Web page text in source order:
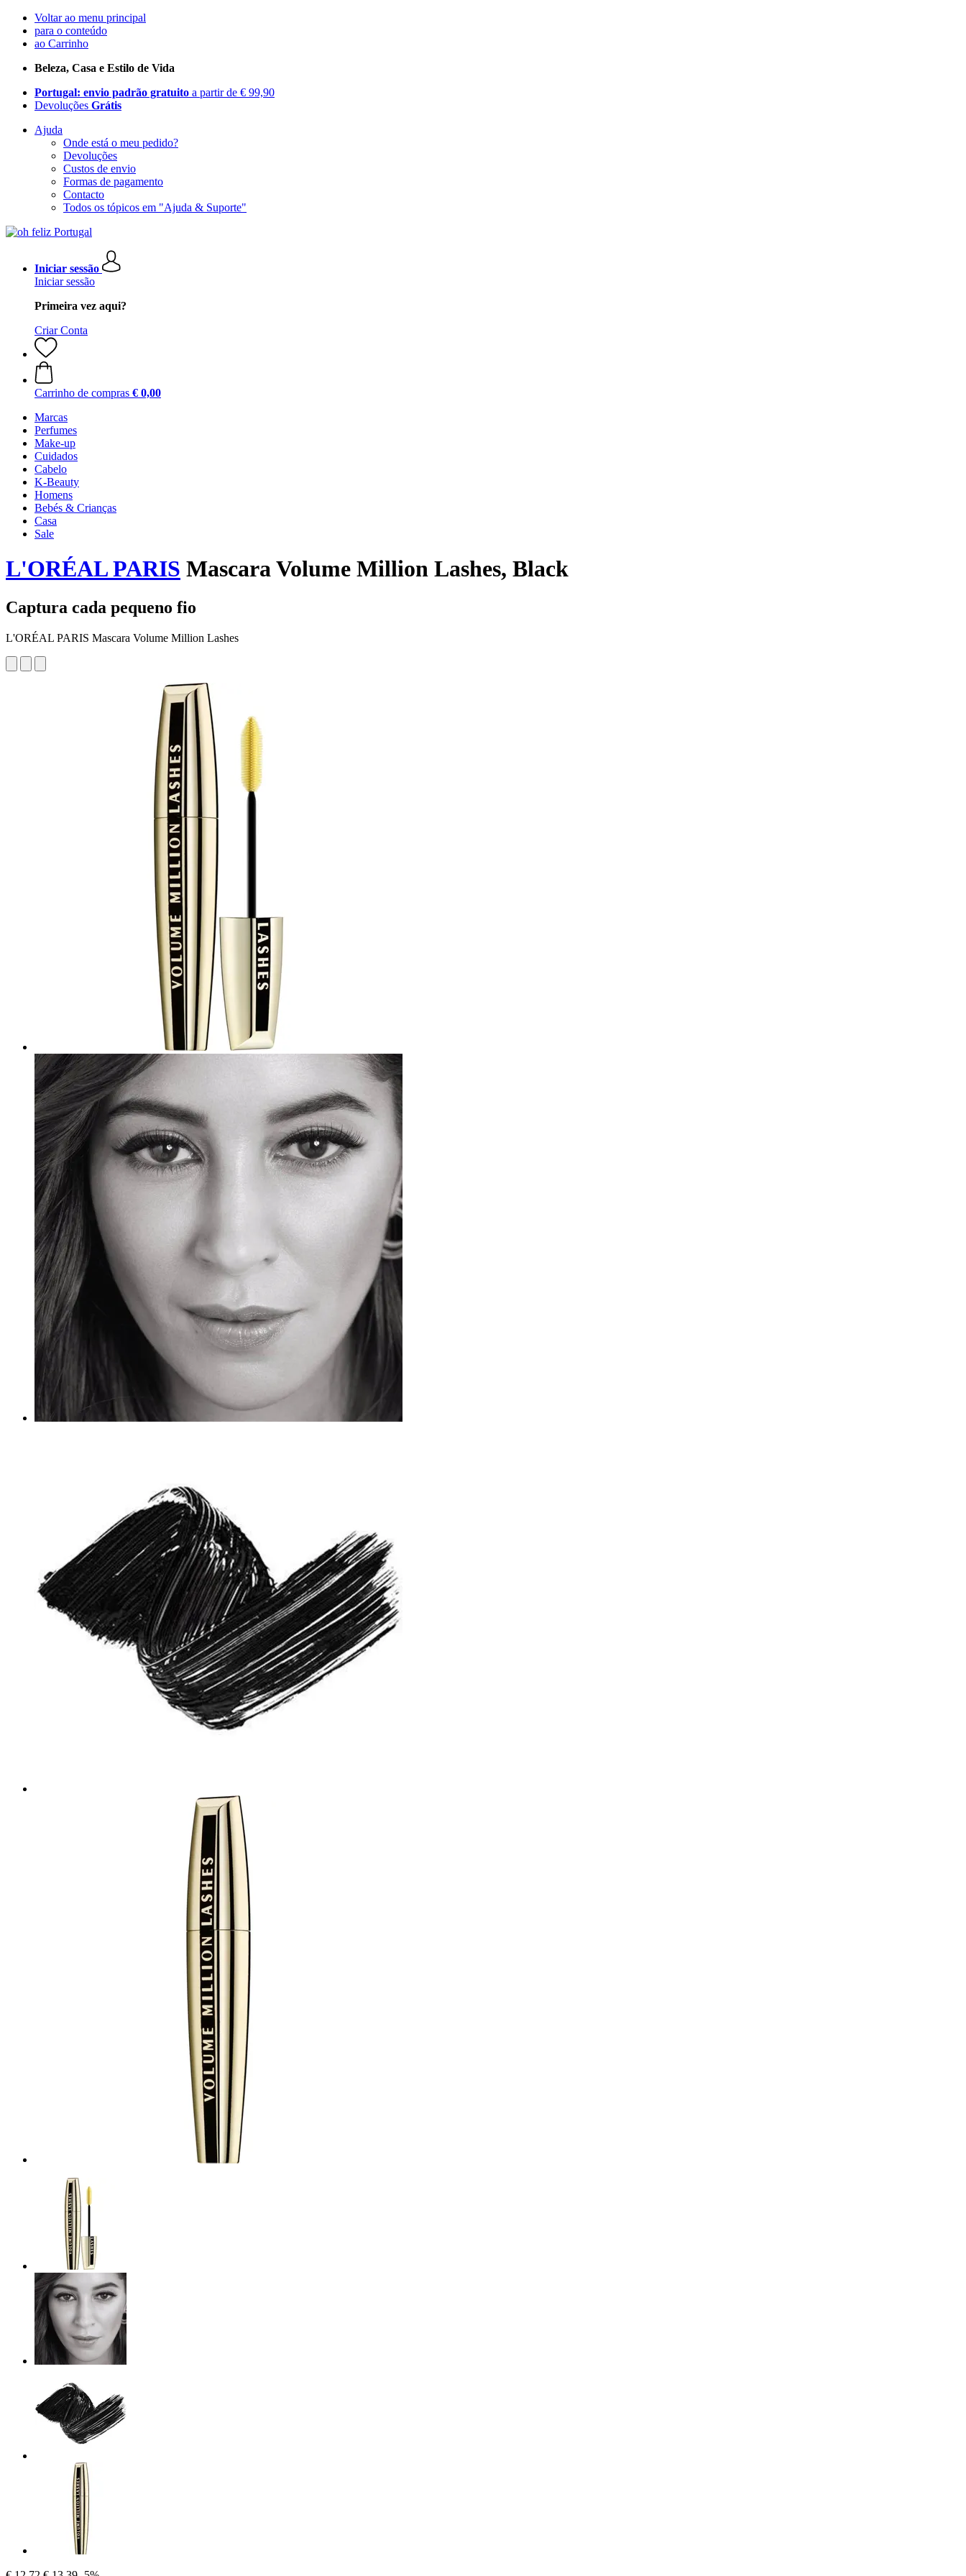
Voltar ao menu principal
para o conteúdo
ao Carrinho
Beleza, Casa e Estilo de Vida
Portugal: envio padrão gratuito a partir de € 99,90
Devoluções Grátis
Ajuda
Onde está o meu pedido?
Devoluções
Custos de envio
Formas de pagamento
Contacto
Todos os tópicos em "Ajuda & Suporte"
Iniciar sessão
Iniciar sessão
Primeira vez aqui?
Criar Conta
Carrinho de compras € 0,00
Marcas
Perfumes
Make-up
Cuidados
Cabelo
K-Beauty
Homens
Bebés & Crianças
Casa
Sale
L'ORÉAL PARIS Mascara Volume Million Lashes, Black
Captura cada pequeno fio
L'ORÉAL PARIS Mascara Volume Million Lashes